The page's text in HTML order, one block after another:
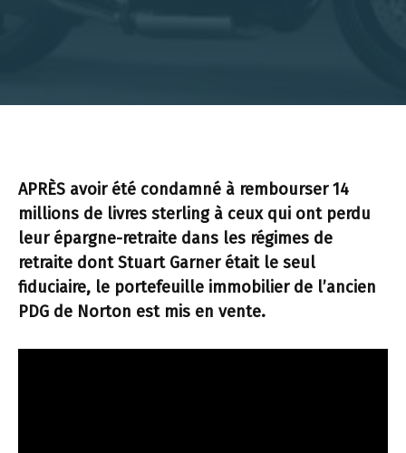
APRÈS avoir été condamné à rembourser 14
millions de livres sterling à ceux qui ont perdu
leur épargne-retraite dans les régimes de
retraite dont Stuart Garner était le seul
fiduciaire, le portefeuille immobilier de l’ancien
PDG de Norton est mis en vente.